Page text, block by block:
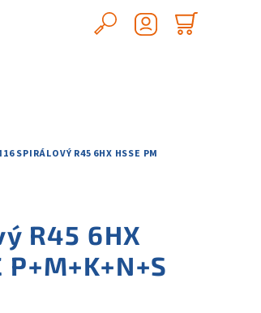
Hledat
SPIRÁLOVÝ R45 6HX HSSE PM
R45 6HX